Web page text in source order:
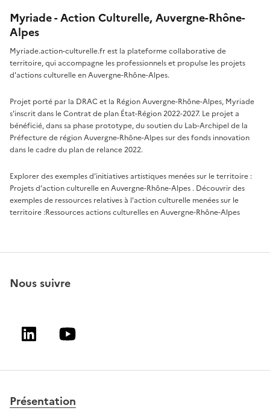
Myriade - Action Culturelle, Auvergne-Rhône-
Alpes
Myriade.action-culturelle.fr est la plateforme collaborative de
territoire, qui accompagne les professionnels et propulse les projets
d'actions culturelle en Auvergne-Rhône-Alpes.
Projet porté par la DRAC et la Région Auvergne-Rhône-Alpes, Myriade
s'inscrit dans le Contrat de plan État-Région 2022-2027. Le projet a
bénéficié, dans sa phase prototype, du soutien du Lab-Archipel de la
Préfecture de région Auvergne-Rhône-Alpes sur des fonds innovation
dans le cadre du plan de relance 2022.
Explorer des exemples d’initiatives artistiques menées sur le territoire :
Projets d’action culturelle en Auvergne-Rhône-Alpes . Découvrir des
exemples de ressources relatives à l'action culturelle menées sur le
territoire :Ressources actions culturelles en Auvergne-Rhône-Alpes
Nous suivre
LinkedinYoutube
Présentation